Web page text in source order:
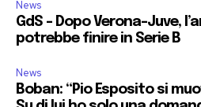
News
GdS – Dopo Verona-Juve,
potrebbe finire in Serie B
News
Boban: “Pio Esposito si